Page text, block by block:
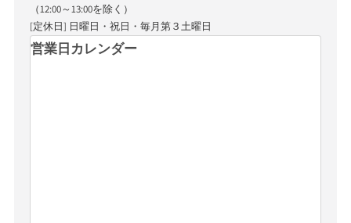
（12:00～13:00を除く）
[定休日] 日曜日・祝日・毎月第３土曜日
営業日カレンダー